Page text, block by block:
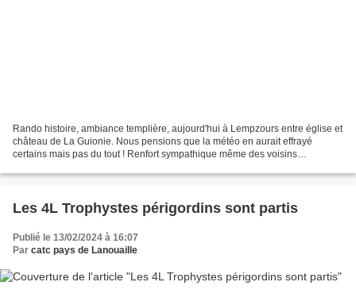
Rando histoire, ambiance templière, aujourd'hui à Lempzours entre église et
château de La Guionie. Nous pensions que la météo en aurait effrayé
certains mais pas du tout ! Renfort sympathique même des voisins
Les 4L Trophystes périgordins sont partis
Publié le 13/02/2024 à 16:07
Par catc pays de Lanouaille